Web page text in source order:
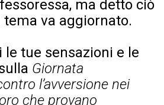
ma detto ciò
tema va aggiornato.
le tue sensazioni e le
Giornata
l’avversione nei
che provano